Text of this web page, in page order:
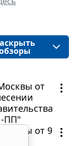
от
ПП"
от 9